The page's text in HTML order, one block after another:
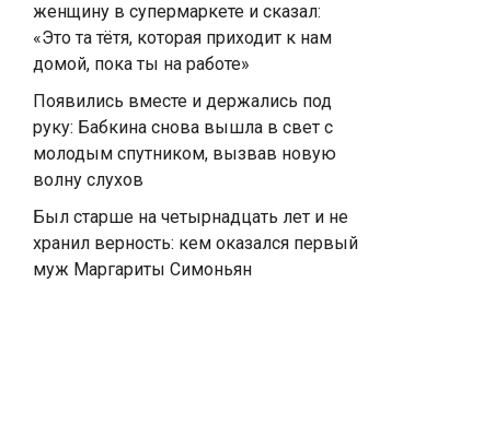
женщину в супермаркете и сказал:
«Это та тётя, которая приходит к нам
домой, пока ты на работе»
Появились вместе и держались под
руку: Бабкина снова вышла в свет с
молодым спутником, вызвав новую
волну слухов
Был старше на четырнадцать лет и не
хранил верность: кем оказался первый
муж Маргариты Симоньян